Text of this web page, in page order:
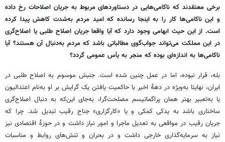
برخی معتقدند که ناکامی‌هایی در دستاوردهای مربوط به جریان اصلاحات رخ داده
و این ناکامی‌ها کار را به اینجا رسانده که امید مردم به‌شدت کاهش پیدا کرده
است. از این حیث ابهامی وجود دارد که آیا واقعا جریان اصلاح طلبی یا اصلاح‌گری
در این مملکت می‌تواند جواب‌گوی مطالباتی باشد که مردم به‌دنبال آن هستند؟ آیا
ناکامی‌ها به اندازه‌ای بوده که منجر به یأس عمومی ‌گردد؟
بله، قرار نبوده، اما در عمل چنین شده است. جنبش موسوم به اصلاح طلبی در
ایران، نهایتا به‌ویژه در دههٔ اخیر با حاکمیت یافتن یک گرایش بر او به‌نام اعتدالیون
یا به‌تعبیر بهتر همان پراگماتیسم مصلحت‌گرا، به‌جای این‌که به دنبال اصلاح‌گری
ساختاری باشد به یدکی کمکی و یا «کارگزاری» جناح رقیب تبدیل شد. چرا که
جریان رقیب در مواقعی به تعدیل ماجرا و امور نیاز داشت و در حوزهٔ اقتصادی نیز
نیاز به سرمایه‌گذاری خارجی داشت و در بحران و تنش‌های روابط و مناسبات